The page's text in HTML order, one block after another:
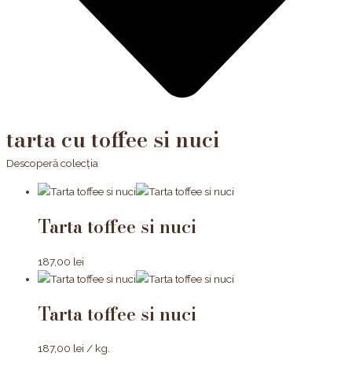
tarta cu toffee si nuci
Descoperă colecția
Tarta toffee si nuci
187,00 lei
Tarta toffee si nuci
187,00 lei / kg.